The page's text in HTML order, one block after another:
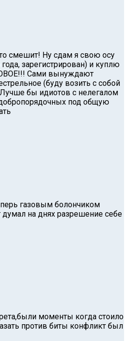
смешит! Ну cдам я свою осу
зарегистрирован) и куплю
Сами вынуждают
(буду возить с собой
бы идиотов с нелегалом
под общую
газовым болончиком
думал на днях разрешение себе
моменты когда стоило
против биты конфликт был